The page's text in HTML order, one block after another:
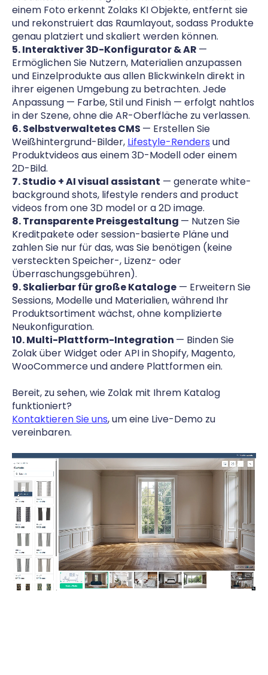
einem Foto erkennt Zolaks KI Objekte, entfernt sie
und rekonstruiert das Raumlayout, sodass Produkte
genau platziert und skaliert werden können.
5. Interaktiver 3D-Konfigurator & AR —
Ermöglichen Sie Nutzern, Materialien anzupassen
und Einzelprodukte aus allen Blickwinkeln direkt in
ihrer eigenen Umgebung zu betrachten. Jede
Anpassung — Farbe, Stil und Finish — erfolgt nahtlos
in der Szene, ohne die AR-Oberfläche zu verlassen.
6. Selbstverwaltetes CMS — Erstellen Sie
Weißhintergrund-Bilder, Lifestyle-Renders und
Produktvideos aus einem 3D-Modell oder einem
2D-Bild.
7. Studio + AI visual assistant — generate white-
background shots, lifestyle renders and product
videos from one 3D model or a 2D image.
8. Transparente Preisgestaltung — Nutzen Sie
Kreditpakete oder session-basierte Pläne und
zahlen Sie nur für das, was Sie benötigen (keine
versteckten Speicher-, Lizenz- oder
Überraschungsgebühren).
9. Skalierbar für große Kataloge — Erweitern Sie
Sessions, Modelle und Materialien, während Ihr
Produktsortiment wächst, ohne komplizierte
Neukonfiguration.
10. Multi-Plattform-Integration — Binden Sie
Zolak über Widget oder API in Shopify, Magento,
WooCommerce und andere Plattformen ein.
Bereit, zu sehen, wie Zolak mit Ihrem Katalog
funktioniert?
Kontaktieren Sie uns, um eine Live-Demo zu
vereinbaren.